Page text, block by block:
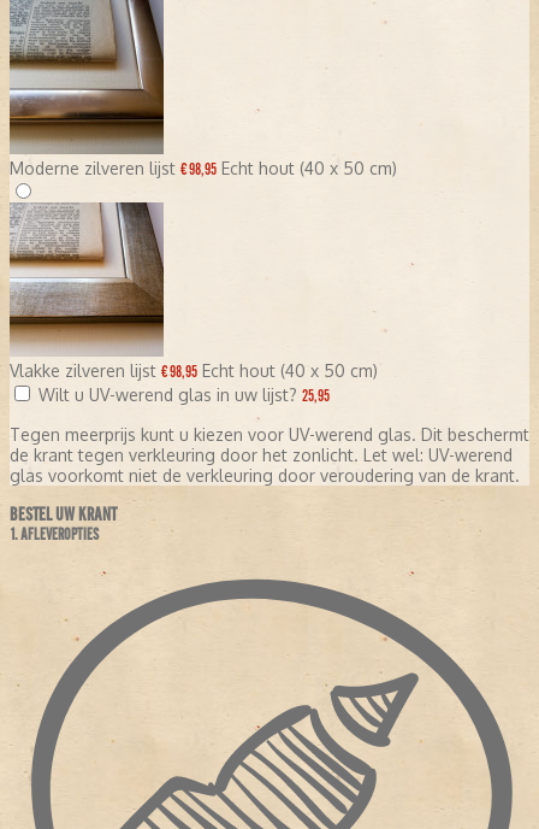
Moderne zilveren lijst € 98,95 Echt hout (40 x 50 cm)
Vlakke zilveren lijst € 98,95 Echt hout (40 x 50 cm)
Wilt u UV-werend glas in uw lijst? 25,95
Tegen meerprijs kunt u kiezen voor UV-werend glas. Dit beschermt
de krant tegen verkleuring door het zonlicht. Let wel: UV-werend
glas voorkomt niet de verkleuring door veroudering van de krant.
BESTEL UW KRANT
1. AFLEVEROPTIES